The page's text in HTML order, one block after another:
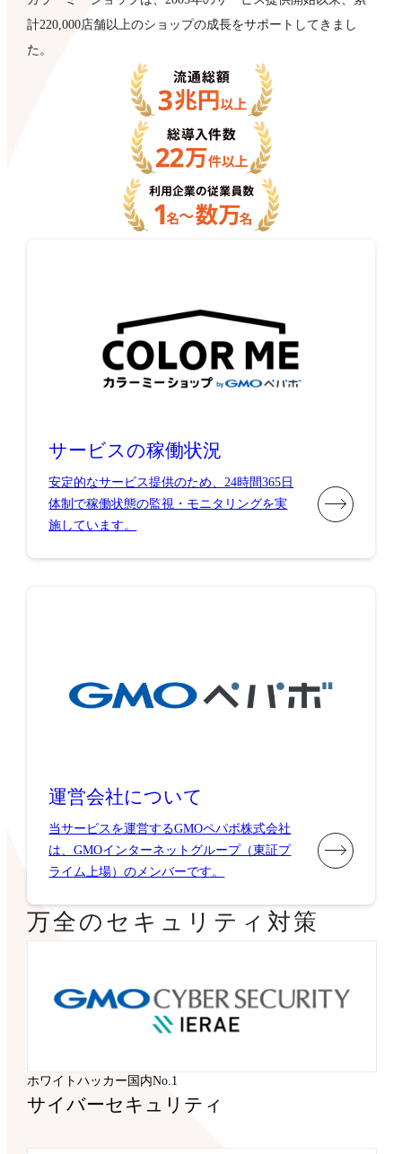
計220,000店舗以上のショップの成長をサポートしてきまし
た。
サービスの稼働状況
安定的なサービス提供のため、24時間365日
体制で稼働状態の監視・モニタリングを実
施しています。
運営会社について
当サービスを運営するGMOペパボ株式会社
は、GMOインターネットグループ（東証プ
ライム上場）のメンバーです。
万全のセキュリティ対策
ホワイトハッカー国内No.1
サイバーセキュリティ